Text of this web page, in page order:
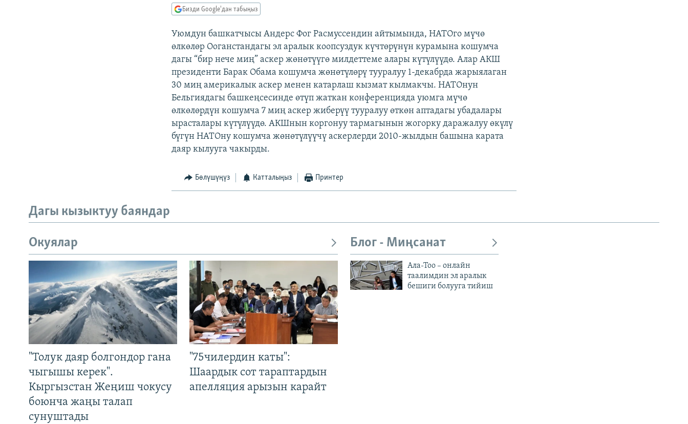
Бизди Google'дан табыңыз
Уюмдун башкатчысы Андерс Фог Расмуссендин айтымында, НАТОго мүчө
өлкөлөр Ооганстандагы эл аралык коопсуздук күчтөрүнүн курамына кошумча
дагы “бир нече миң” аскер жөнөтүүгө милдеттеме алары күтүлүүдө. Алар АКШ
президенти Барак Обама кошумча жөнөтүлөрү тууралуу 1-декабрда жарыялаган
30 миң америкалык аскер менен катарлаш кызмат кылмакчы. НАТОнун
Бельгиядагы башкеңсесинде өтүп жаткан конференцияда уюмга мүчө
өлкөлөрдүн кошумча 7 миң аскер жиберүү тууралуу өткөн аптадагы убадалары
ырасталары күтүлүүдө. АКШнын коргонуу тармагынын жогорку даражалуу өкүлү
бүгүн НАТОну кошумча жөнөтүлүүчү аскерлерди 2010-жылдын башына карата
даяр кылууга чакырды.
Бөлүшүңүз Катталыңыз Принтер
Дагы кызыктуу баяндар
Окуялар
"Толук даяр болгондор гана
чыгышы керек".
Кыргызстан Жеңиш чокусу
боюнча жаңы талап
сунуштады
"75чилердин каты":
Шаардык сот тараптардын
апелляция арызын карайт
Блог - Миңсанат
Ала-Тоо – онлайн
таалимдин эл аралык
бешиги болууга тийиш